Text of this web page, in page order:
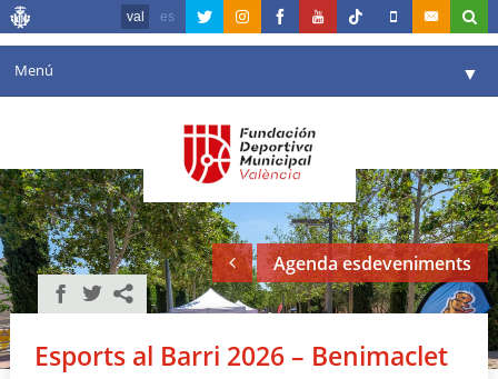
val es
Menú ▼
Agenda
Instal·lacions ▼
Comunicació ▼
València en esport
Portal de Transparència
Agenda esdeveniments
Esports al Barri 2026 – Benimaclet